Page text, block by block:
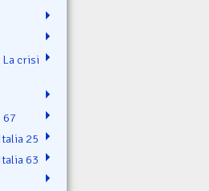
La crisi
67
25
63